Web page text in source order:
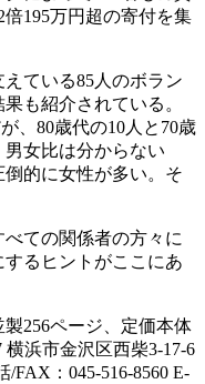
195万円超の寄付を集
ている85人のボラン
も紹介されている。
、80歳代の10人と70歳
女比は分からない
的に女性が多い。そ
ての関係者の方々に
るヒントがここにあ
256ページ、定価本体
横浜市金沢区西柴3-17-6
FAX：045-516-8560 E-